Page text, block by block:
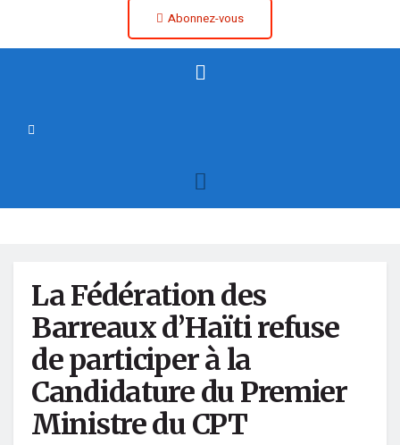
Abonnez-vous
La Fédération des
Barreaux d’Haïti refuse
de participer à la
Candidature du Premier
Ministre du CPT